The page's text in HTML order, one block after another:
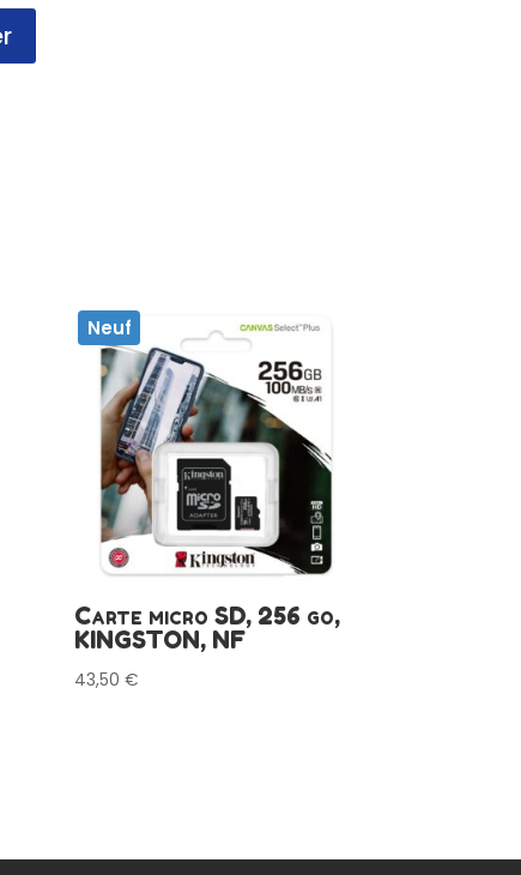
Neuf
Carte micro SD, 256 go,
KINGSTON, NF
43,50€